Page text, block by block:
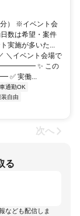
） ※イベント会
数は希望・案件
実施が多いた...
＼イベント会場で
✨ この
実働...
車通勤OK
装自由
次へ
る
なども配信しま